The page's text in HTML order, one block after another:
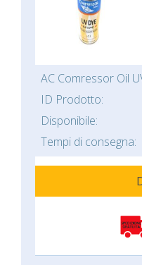
AC Comressor Oil
ID Prodotto:
Disponibile:
Tempi di consegna: